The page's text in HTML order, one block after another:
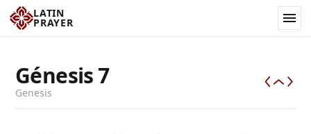
LATIN
PRAYER
Génesis7
Genesis